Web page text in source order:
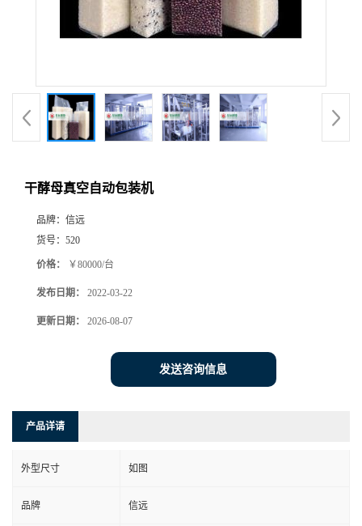
干酵母真空自动包装机
品牌： 信远
货号： 520
价格： ￥80000/台
发布日期： 2022-03-22
更新日期： 2026-08-07
发送咨询信息
产品详请
外型尺寸 如图
品牌 信远